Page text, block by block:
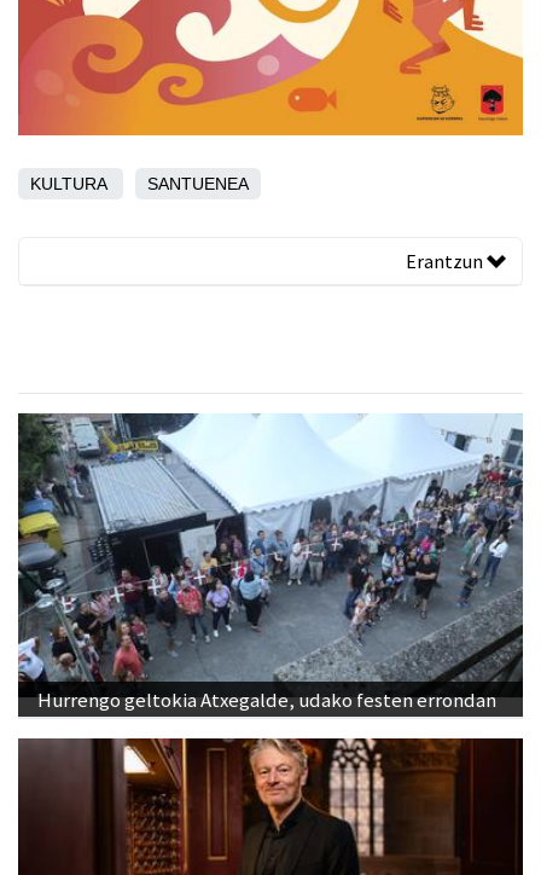
KULTURA SANTUENEA
Erantzun
Hurrengo geltokia Atxegalde, udako festen errondan